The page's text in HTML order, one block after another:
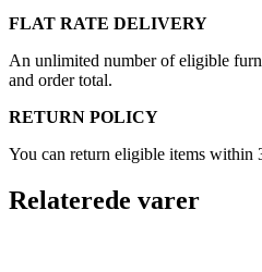
FLAT RATE DELIVERY
An unlimited number of eligible
and order total.
RETURN POLICY
You can return eligible items within
Relaterede varer